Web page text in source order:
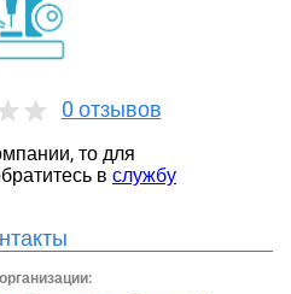
0 отзывов
то для
в службу